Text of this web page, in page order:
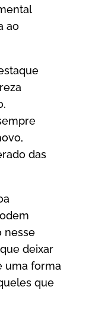
ao
das
nesse
deixar
uma forma
que